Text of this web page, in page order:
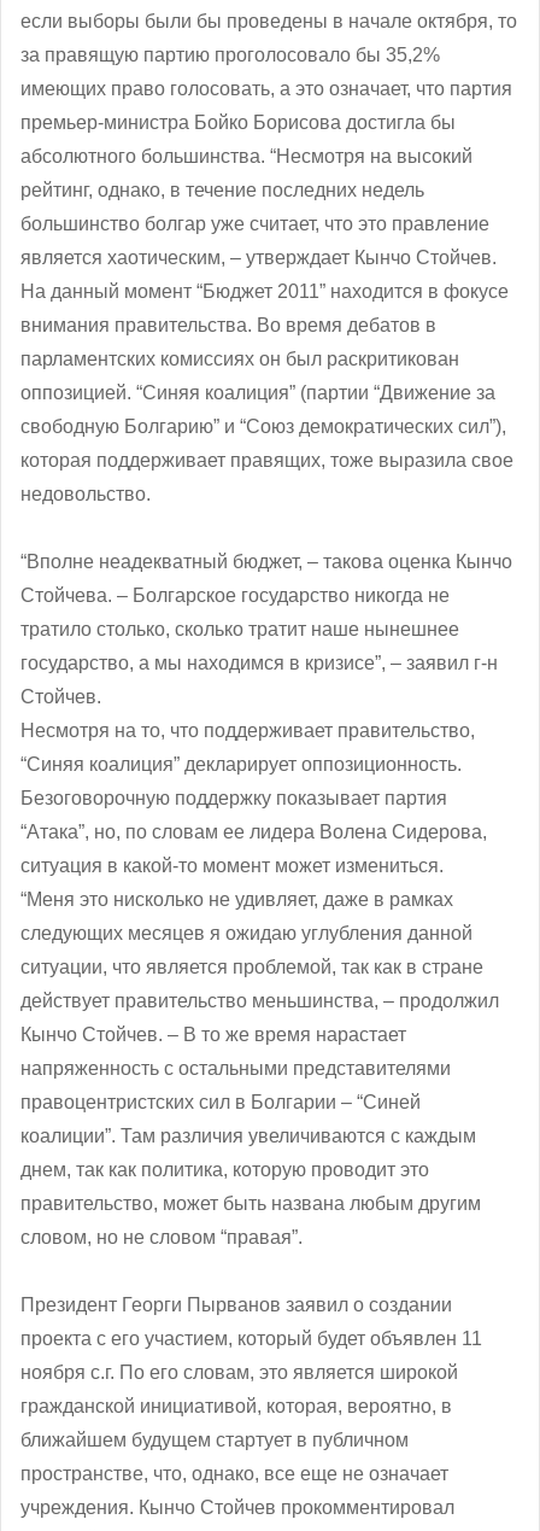
если выборы были бы проведены в начале октября, то
за правящую партию проголосовало бы 35,2%
имеющих право голосовать, а это означает, что партия
премьер-министра Бойко Борисова достигла бы
абсолютного большинства. “Несмотря на высокий
рейтинг, однако, в течение последних недель
большинство болгар уже считает, что это правление
является хаотическим, ‒ утверждает Кынчо Стойчев.
На данный момент “Бюджет 2011” находится в фокусе
внимания правительства. Во время дебатов в
парламентских комиссиях он был раскритикован
оппозицией. “Синяя коалиция” (партии “Движение за
свободную Болгарию” и “Союз демократических сил”),
которая поддерживает правящих, тоже выразила свое
недовольство.
“Вполне неадекватный бюджет, ‒ такова оценка Кынчо
Стойчева. – Болгарское государство никогда не
тратило столько, сколько тратит наше нынешнее
государство, а мы находимся в кризисе”, ‒ заявил г-н
Стойчев.
Несмотря на то, что поддерживает правительство,
“Синяя коалиция” декларирует оппозиционность.
Безоговорочную поддержку показывает партия
“Атака”, но, по словам ее лидера Волена Сидерова,
ситуация в какой-то момент может измениться.
“Меня это нисколько не удивляет, даже в рамках
следующих месяцев я ожидаю углубления данной
ситуации, что является проблемой, так как в стране
действует правительство меньшинства, ‒ продолжил
Кынчо Стойчев. – В то же время нарастает
напряженность с остальными представителями
правоцентристских сил в Болгарии – “Синей
коалиции”. Там различия увеличиваются с каждым
днем, так как политика, которую проводит это
правительство, может быть названа любым другим
словом, но не словом “правая”.
Президент Георги Пырванов заявил о создании
проекта с его участием, который будет объявлен 11
ноября с.г. По его словам, это является широкой
гражданской инициативой, которая, вероятно, в
ближайшем будущем стартует в публичном
пространстве, что, однако, все еще не означает
учреждения. Кынчо Стойчев прокомментировал